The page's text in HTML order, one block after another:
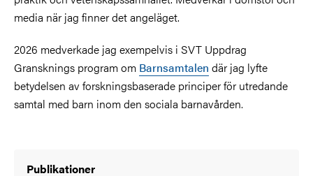
media när jag finner det angeläget.
2026 medverkade jag exempelvis i SVT Uppdrag
Gransknings program om Barnsamtalen där jag lyfte
betydelsen av forskningsbaserade principer för utredande
samtal med barn inom den sociala barnavården.
Publikationer